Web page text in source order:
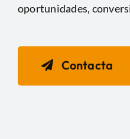
oportunidades,
Contacta